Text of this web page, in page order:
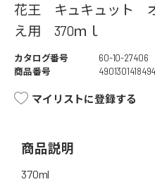
花王 キュキュット
え用 370ｍｌ
カタログ番号
60-10-27406
商品番号
4901301418494
マイリストに登録する
商品説明
370ml